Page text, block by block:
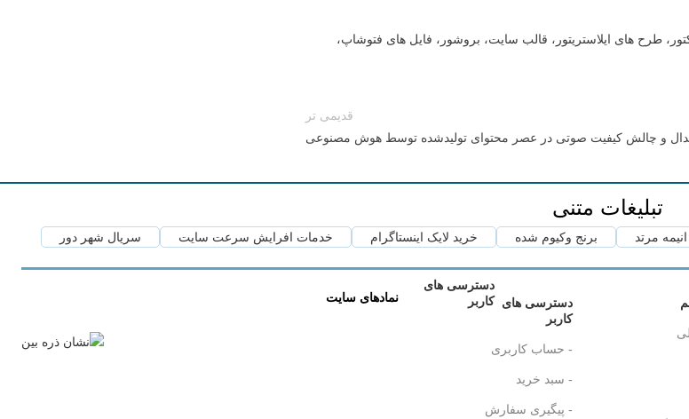
طرح های ایلاستریتور، قالب سایت، بروشور، فایل های فتوشاپ،
قدیمی تر
و چالش کیفیت صوتی در عصر محتوای تولیدشده توسط هوش مصنوعی
تبلیغات متنی
انیمه مرتد برنج وکیوم شده خرید لایک اینستاگرام خدمات افرایش سرعت سایت سریال شهر دور
دسترسی های
کاربر
دسترسی های
کاربر
- حساب کاربری
- سبد خرید
- پیگیری سفارش
نمادهای سایت